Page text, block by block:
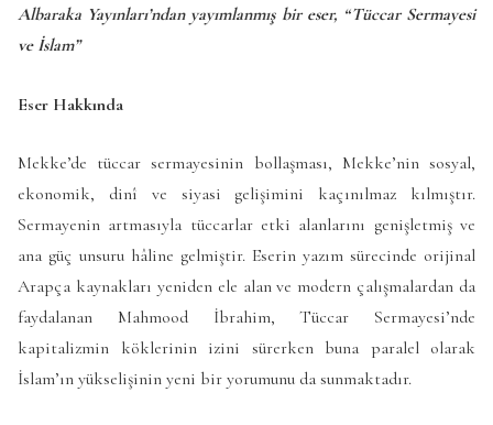
Albaraka Yayınları’ndan yayımlanmış bir eser, “Tüccar Sermayesi
ve İslam”
Eser Hakkında
Mekke’de tüccar sermayesinin bollaşması, Mekke’nin sosyal,
ekonomik, dinî ve siyasi gelişimini kaçınılmaz kılmıştır.
Sermayenin artmasıyla tüccarlar etki alanlarını genişletmiş ve
ana güç unsuru hâline gelmiştir. Eserin yazım sürecinde orijinal
Arapça kaynakları yeniden ele alan ve modern çalışmalardan da
faydalanan Mahmood İbrahim, Tüccar Sermayesi’nde
kapitalizmin köklerinin izini sürerken buna paralel olarak
İslam’ın yükselişinin yeni bir yorumunu da sunmaktadır.